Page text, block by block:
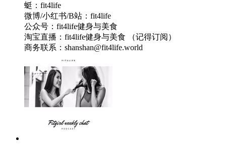
蜓：fit4life
微博/小红书/B站：fit4life
公众号：fit4life健身与美食
淘宝直播：fit4life健身与美食 （记得订阅）
商务联系：shanshan@fit4life.world